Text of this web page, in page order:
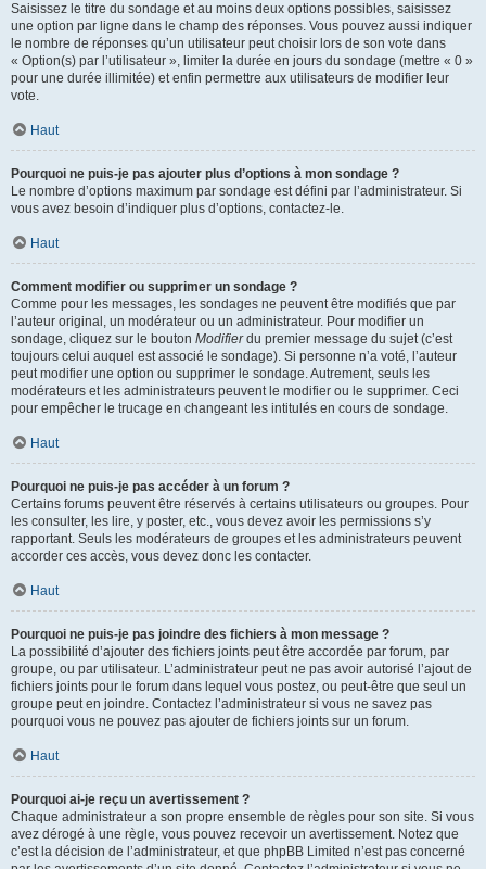
Saisissez le titre du sondage et au moins deux options possibles, saisissez
une option par ligne dans le champ des réponses. Vous pouvez aussi indiquer
le nombre de réponses qu’un utilisateur peut choisir lors de son vote dans
« Option(s) par l’utilisateur », limiter la durée en jours du sondage (mettre « 0 »
pour une durée illimitée) et enfin permettre aux utilisateurs de modifier leur
vote.
Haut
Pourquoi ne puis-je pas ajouter plus d’options à mon sondage ?
Le nombre d’options maximum par sondage est défini par l’administrateur. Si
vous avez besoin d’indiquer plus d’options, contactez-le.
Haut
Comment modifier ou supprimer un sondage ?
Comme pour les messages, les sondages ne peuvent être modifiés que par
l’auteur original, un modérateur ou un administrateur. Pour modifier un
sondage, cliquez sur le bouton Modifierdu premier message du sujet (c’est
toujours celui auquel est associé le sondage). Si personne n’a voté, l’auteur
peut modifier une option ou supprimer le sondage. Autrement, seuls les
modérateurs et les administrateurs peuvent le modifier ou le supprimer. Ceci
pour empêcher le trucage en changeant les intitulés en cours de sondage.
Haut
Pourquoi ne puis-je pas accéder à un forum ?
Certains forums peuvent être réservés à certains utilisateurs ou groupes. Pour
les consulter, les lire, y poster, etc., vous devez avoir les permissions s’y
rapportant. Seuls les modérateurs de groupes et les administrateurs peuvent
accorder ces accès, vous devez donc les contacter.
Haut
Pourquoi ne puis-je pas joindre des fichiers à mon message ?
La possibilité d’ajouter des fichiers joints peut être accordée par forum, par
groupe, ou par utilisateur. L’administrateur peut ne pas avoir autorisé l’ajout de
fichiers joints pour le forum dans lequel vous postez, ou peut-être que seul un
groupe peut en joindre. Contactez l’administrateur si vous ne savez pas
pourquoi vous ne pouvez pas ajouter de fichiers joints sur un forum.
Haut
Pourquoi ai-je reçu un avertissement ?
Chaque administrateur a son propre ensemble de règles pour son site. Si vous
avez dérogé à une règle, vous pouvez recevoir un avertissement. Notez que
c’est la décision de l’administrateur, et que phpBB Limited n’est pas concerné